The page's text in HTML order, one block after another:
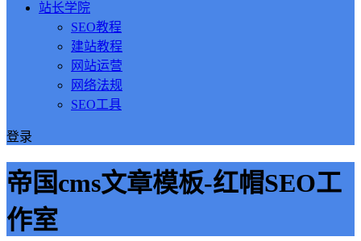
站长学院
SEO教程
建站教程
网站运营
网络法规
SEO工具
登录
帝国cms文章模板-红帽SEO工
作室